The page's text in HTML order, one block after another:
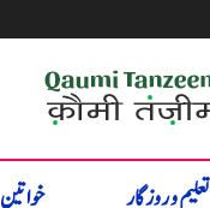
تعلیم و روزگار خواتین